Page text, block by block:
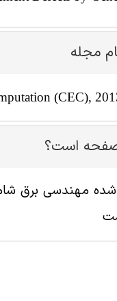
مجله
(CEC),
صفحه است؟